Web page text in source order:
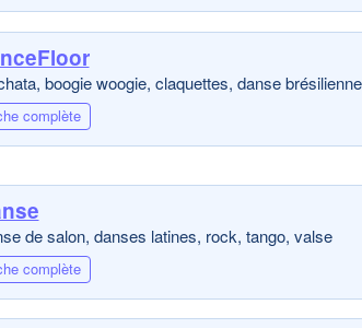
boogie woogie, claquettes, danse
complète
de salon, danses latines, rock, tango, valse
complète